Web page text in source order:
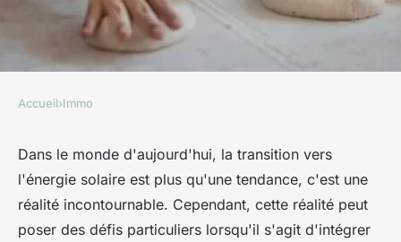
Comment intégrer des
panneaux photovoltaïques
sans altérer l'esthétique d'une
Accueil›Immo
Dans le monde d'aujourd'hui, la transition vers
l'énergie solaire est plus qu'une tendance, c'est une
réalité incontournable. Cependant, cette réalité peut
poser des défis particuliers lorsqu'il s'agit d'intégrer